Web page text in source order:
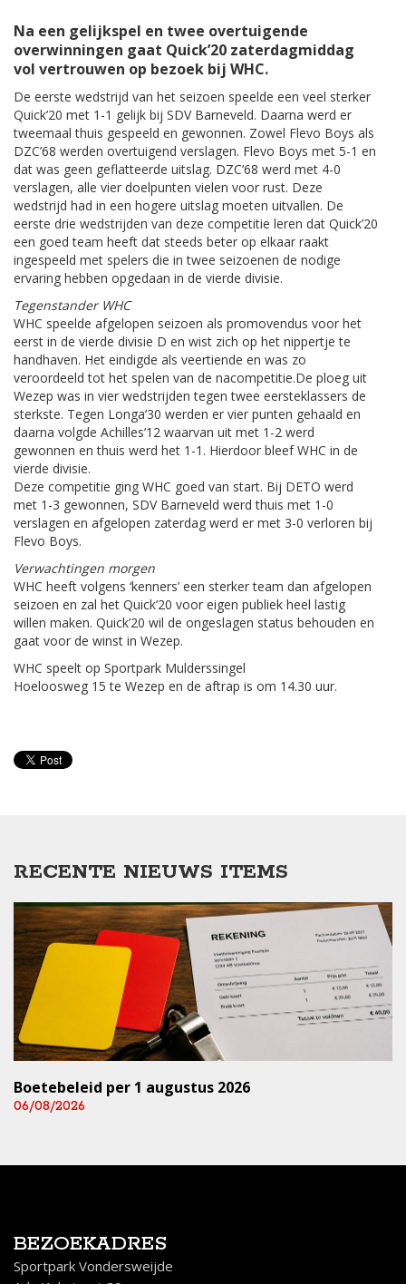
Na een gelijkspel en twee overtuigende
overwinningen gaat Quick’20 zaterdagmiddag
vol vertrouwen op bezoek bij WHC.
De eerste wedstrijd van het seizoen speelde een veel sterker
Quick’20 met 1-1 gelijk bij SDV Barneveld. Daarna werd er
tweemaal thuis gespeeld en gewonnen. Zowel Flevo Boys als
DZC’68 werden overtuigend verslagen. Flevo Boys met 5-1 en
dat was geen geflatteerde uitslag. DZC’68 werd met 4-0
verslagen, alle vier doelpunten vielen voor rust. Deze
wedstrijd had in een hogere uitslag moeten uitvallen. De
eerste drie wedstrijden van deze competitie leren dat Quick’20
een goed team heeft dat steeds beter op elkaar raakt
ingespeeld met spelers die in twee seizoenen de nodige
ervaring hebben opgedaan in de vierde divisie.
Tegenstander WHC
WHC speelde afgelopen seizoen als promovendus voor het
eerst in de vierde divisie D en wist zich op het nippertje te
handhaven. Het eindigde als veertiende en was zo
veroordeeld tot het spelen van de nacompetitie.De ploeg uit
Wezep was in vier wedstrijden tegen twee eersteklassers de
sterkste. Tegen Longa’30 werden er vier punten gehaald en
daarna volgde Achilles’12 waarvan uit met 1-2 werd
gewonnen en thuis werd het 1-1. Hierdoor bleef WHC in de
vierde divisie.
Deze competitie ging WHC goed van start. Bij DETO werd
met 1-3 gewonnen, SDV Barneveld werd thuis met 1-0
verslagen en afgelopen zaterdag werd er met 3-0 verloren bij
Flevo Boys.
Verwachtingen morgen
WHC heeft volgens ‘kenners’ een sterker team dan afgelopen
seizoen en zal het Quick’20 voor eigen publiek heel lastig
willen maken. Quick’20 wil de ongeslagen status behouden en
gaat voor de winst in Wezep.
WHC speelt op Sportpark Mulderssingel
Hoeloosweg 15 te Wezep en de aftrap is om 14.30 uur.
RECENTE NIEUWS ITEMS
Boetebeleid per 1 augustus 2026
06/08/2026
BEZOEKADRES
Sportpark Vondersweijde